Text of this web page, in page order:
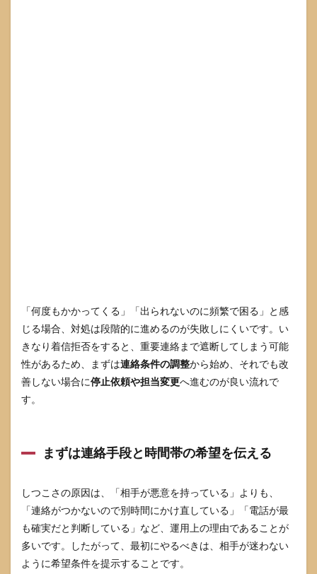
「何度もかかってくる」「出られないのに頻繁で困る」と感
じる場合、対処は段階的に進めるのが失敗しにくいです。い
きなり着信拒否をすると、重要連絡まで遮断してしまう可能
性があるため、まずは連絡条件の調整から始め、それでも改
善しない場合に停止依頼や担当変更へ進むのが良い流れで
す。
まずは連絡手段と時間帯の希望を伝える
しつこさの原因は、「相手が悪意を持っている」よりも、
「連絡がつかないので別時間にかけ直している」「電話が最
も確実だと判断している」など、運用上の理由であることが
多いです。したがって、最初にやるべきは、相手が迷わない
ように希望条件を提示することです。